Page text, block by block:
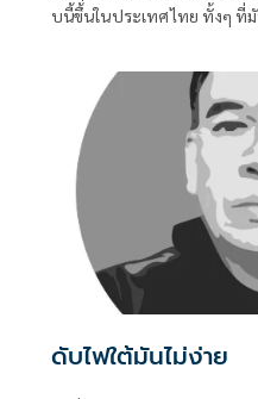
บนี้ขึ้่นในประเทศไทย ทั้งๆ ที่มั
ไม่ว่าเด็กหรือผูัใหญ่ เมื่อถึงคร
ดับไฟใต้มันไม่ง่าย